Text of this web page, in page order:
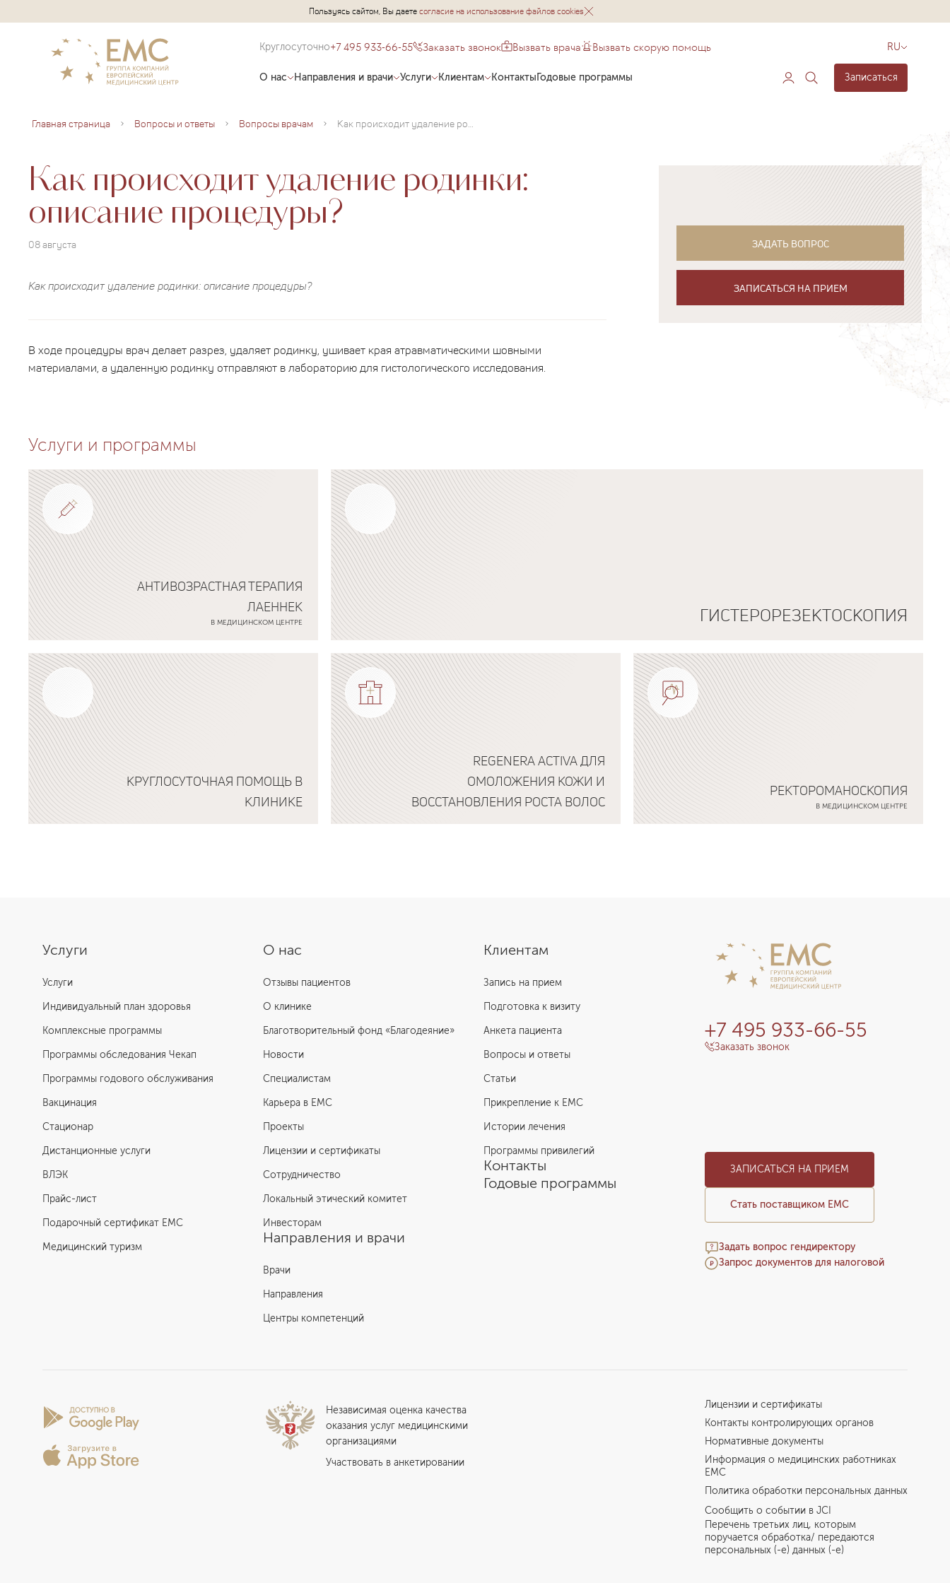
Пользуясь сайтом, Вы даетесогласие на использование файлов cookies
Круглосуточно+7 495 933-66-55 Заказать звонок Вызвать врача Вызвать скорую помощь RU
О нас Направления и врачи Услуги Клиентам КонтактыГодовые программы Записаться
Главная страница Вопросы и ответы Вопросы врачам Как происходит удаление родинки: описание процедуры?
Как происходит удаление родинки:
описание процедуры?
08 августа
Как происходит удаление родинки: описание процедуры?
В ходе процедуры врач делает разрез, удаляет родинку, ушивает края атравматическими шовными
материалами, а удаленную родинку отправляют в лабораторию для гистологического исследования.
ЗАДАТЬ ВОПРОС
ЗАПИСАТЬСЯ НА ПРИЕМ
Услуги и программы
АНТИВОЗРАСТНАЯ ТЕРАПИЯ
ЛАЕННЕК
В МЕДИЦИНСКОМ ЦЕНТРЕ
Подробнее о программе
ГИСТЕРОРЕЗЕКТОСКОПИЯ
Подробнее о программе
КРУГЛОСУТОЧНАЯ ПОМОЩЬ В
КЛИНИКЕ
REGENERA ACTIVA ДЛЯ
ОМОЛОЖЕНИЯ КОЖИ И
ВОССТАНОВЛЕНИЯ РОСТА ВОЛОС
РЕКТОРОМАНОСКОПИЯ
В МЕДИЦИНСКОМ ЦЕНТРЕ
О нас
Отзывы пациентов
О клинике
Благотворительный фонд «Благодеяние»
Новости
Специалистам
Карьера в ЕМС
Проекты
Лицензии и сертификаты
Сотрудничество
Локальный этический комитет
Инвесторам
Направления и врачи
Врачи
Направления
Центры компетенций
Услуги
Услуги
Индивидуальный план здоровья
Комплексные программы
Программы обследования Чекап
Программы годового обслуживания
Вакцинация
Стационар
Дистанционные услуги
ВЛЭК
Прайс-лист
Подарочный сертификат EMC
Медицинский туризм
Клиентам
Запись на прием
Подготовка к визиту
Анкета пациента
Вопросы и ответы
Статьи
Прикрепление к EMC
Истории лечения
Программы привилегий
Контакты
Годовые программы
+7 495 933-66-55
Заказать звонок
ЗАПИСАТЬСЯ НА ПРИЕМ
Стать поставщиком ЕМС
Задать вопрос гендиректору
Запрос документов для налоговой
Независимая оценка качества
оказания услуг медицинскими
организациями
Участвовать в анкетировании
Лицензии и сертификаты
Контакты контролирующих органов
Нормативные документы
Информация о медицинских работниках
EMC
Политика обработки персональных данных
Сообщить о событии в JCI
Перечень третьих лиц, которым
поручается обработка/ передаются
персональных (-е) данных (-е)